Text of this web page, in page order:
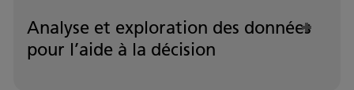
Analyse et exploration des données
pour l’aide à la décision